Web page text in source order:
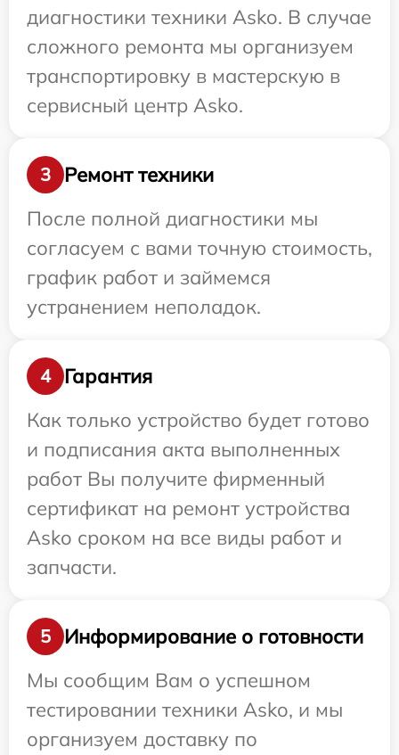
диагностики техники Asko. В случае
сложного ремонта мы организуем
транспортировку в мастерскую в
сервисный центр Asko.
3
Ремонт техники
После полной диагностики мы
согласуем с вами точную стоимость,
график работ и займемся
устранением неполадок.
4
Гарантия
Как только устройство будет готово
и подписания акта выполненных
работ Вы получите фирменный
сертификат на ремонт устройства
Asko сроком на все виды работ и
запчасти.
5
Информирование о готовности
Мы сообщим Вам о успешном
тестировании техники Asko, и мы
организуем доставку по